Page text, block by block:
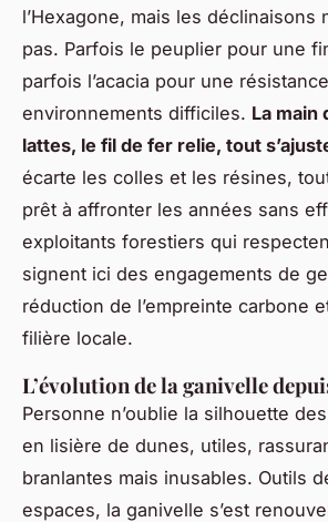
l’Hexagone, mais les déclinaisons
pas. Parfois le peuplier pour une
parfois l’acacia pour une
environnements difficiles. La main
lattes, le fil de fer relie, tout
écarte les colles et les résines,
prêt à affronter les années sans
exploitants forestiers qui
signent ici des engagements de
réduction de l’empreinte carbone
filière locale.
L’évolution de la ganivelle
Personne n’oublie la silhouette
en lisière de dunes, utiles,
branlantes mais inusables. Outils
espaces, la ganivelle s’est